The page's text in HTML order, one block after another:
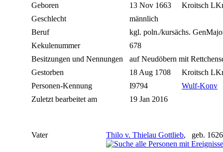
Geboren 13 Nov 1663
Kroitsch
Geschlecht
männlich
Beruf
kgl. poln./kursächs.
Kekulenummer
678
Besitzungen und Nennungen
auf Neudöbern mit
Gestorben
18 Aug 1708
Kroitsch
Personen-Kennung
I9794
Wulf-Konv
Zuletzt bearbeitet am
19 Jan 2016
Vater Thilo v. Thielau Gottlieb, geb.